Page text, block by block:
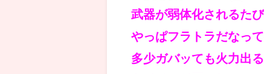
武器が弱体化されるた
やっぱフラトラだなっ
多少ガバッても火力出